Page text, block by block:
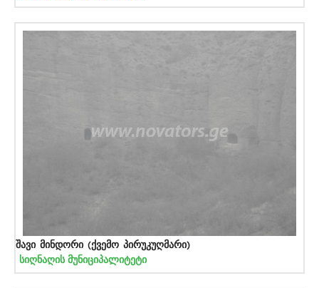
შავი მინდორი (ქვემო პირუკუღმარი)
სიღნაღის მუნიციპალიტეტი